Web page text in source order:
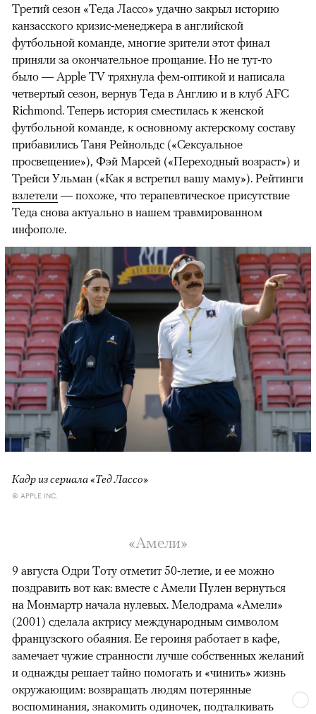
00:00 / 00:00
Третий сезон «Теда Лассо» удачно закрыл историю
канзасского кризис-менеджера в английской
футбольной команде, многие зрители этот финал
приняли за окончательное прощание. Но не тут-то
было — Apple TV тряхнула фем-оптикой и написала
четвертый сезон, вернув Теда в Англию и в клуб AFC
Richmond. Теперь история сместилась к женской
футбольной команде, к основному актерскому составу
прибавились Таня Рейнольдс («Сексуальное
просвещение»), Фэй Марсей («Переходный возраст») и
Трейси Ульман («Как я встретил вашу маму»). Рейтинги
взлетели — похоже, что терапевтическое присутствие
Теда снова актуально в нашем травмированном
инфополе.
Кадр из сериала «Тед Лассо»
© APPLE INC.
«Амели»
9 августа Одри Тоту отметит 50-летие, и ее можно
поздравить вот как: вместе с Амели Пулен вернуться
на Монмартр начала нулевых. Мелодрама «Амели»
(2001) сделала актрису международным символом
французского обаяния. Ее героиня работает в кафе,
замечает чужие странности лучше собственных желаний
и однажды решает тайно помогать и «чинить» жизнь
окружающим: возвращать людям потерянные
воспоминания, знакомить одиночек, подталкивать